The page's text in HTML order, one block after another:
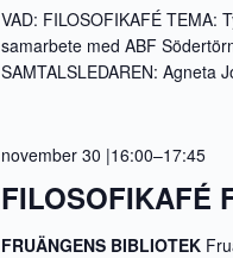
VAD: FILOSOFIKAFÉ TEMA:
samarbete med ABF
SAMTALSLEDAREN: Agneta
FILOSOFIKAFÉ
november 30 |16:00–17:45
FRUÄNGENS BIBLIOTEK